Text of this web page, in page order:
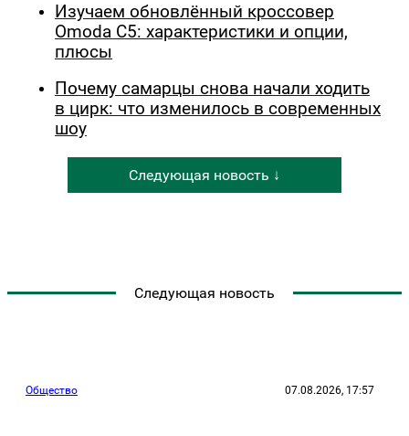
Изучаем обновлённый кроссовер
Omoda C5: характеристики и опции,
плюсы
Почему самарцы снова начали ходить
в цирк: что изменилось в современных
шоу
Следующая новость ↓
Следующая новость
Общество 07.08.2026, 17:57